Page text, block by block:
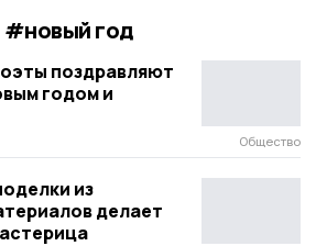
#новый год
поздравляют
годом и
Общество
из
делает